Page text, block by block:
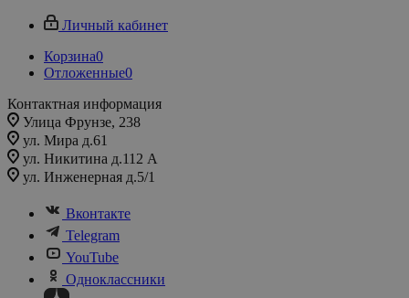
Личный кабинет
Корзина0
Отложенные0
Контактная информация
Улица Фрунзе, 238​
ул. Мира д.61
ул. Никитина д.112 А
ул. Инженерная д.5/1
Вконтакте
Telegram
YouTube
Одноклассники